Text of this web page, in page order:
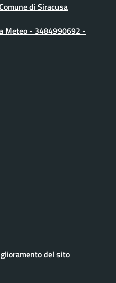
di Siracusa
Meteo - 3484990692 -
del sito